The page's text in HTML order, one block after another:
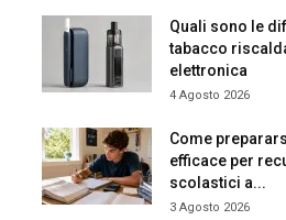
Quali sono le
tabacco
elettronica
4 Agosto 2026
Come
efficace per
scolastici a...
3 Agosto 2026